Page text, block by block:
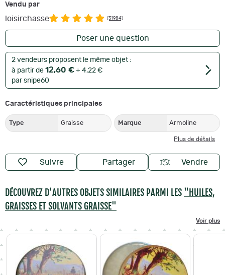
Vendu par
loisirchasse (31984)
Poser une question
2 vendeurs proposent le même objet :
à partir de 12,60 € + 4,22 €
par snipe60
Caractéristiques principales
Type Graisse Marque Armoline
Plus de détails
Suivre Partager Vendre
DÉCOUVREZ D'AUTRES OBJETS SIMILAIRES PARMI LES "HUILES,
GRAISSES ET SOLVANTS GRAISSE"
Voir plus